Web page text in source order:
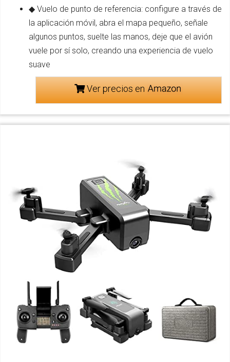
◆ Vuelo de punto de referencia: configure a través de
la aplicación móvil, abra el mapa pequeño, señale
algunos puntos, suelte las manos, deje que el avión
vuele por sí solo, creando una experiencia de vuelo
suave
Ver precios en